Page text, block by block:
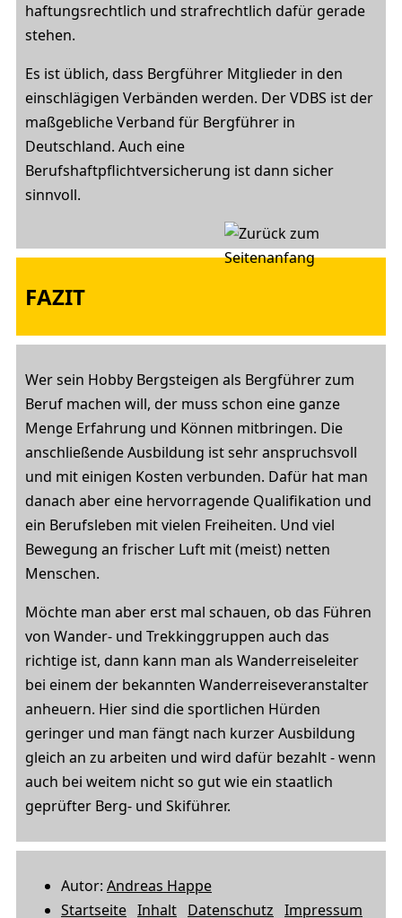
haftungsrechtlich und strafrechtlich dafür gerade
stehen.
Es ist üblich, dass Bergführer Mitglieder in den
einschlägigen Verbänden werden. Der VDBS ist der
maßgebliche Verband für Bergführer in
Deutschland. Auch eine
Berufshaftpflichtversicherung ist dann sicher
sinnvoll.
FAZIT
Wer sein Hobby Bergsteigen als Bergführer zum
Beruf machen will, der muss schon eine ganze
Menge Erfahrung und Können mitbringen. Die
anschließende Ausbildung ist sehr anspruchsvoll
und mit einigen Kosten verbunden. Dafür hat man
danach aber eine hervorragende Qualifikation und
ein Berufsleben mit vielen Freiheiten. Und viel
Bewegung an frischer Luft mit (meist) netten
Menschen.
Möchte man aber erst mal schauen, ob das Führen
von Wander- und Trekkinggruppen auch das
richtige ist, dann kann man als Wanderreiseleiter
bei einem der bekannten Wanderreiseveranstalter
anheuern. Hier sind die sportlichen Hürden
geringer und man fängt nach kurzer Ausbildung
gleich an zu arbeiten und wird dafür bezahlt - wenn
auch bei weitem nicht so gut wie ein staatlich
geprüfter Berg- und Skiführer.
Autor: Andreas Happe
Startseite Inhalt Datenschutz Impressum